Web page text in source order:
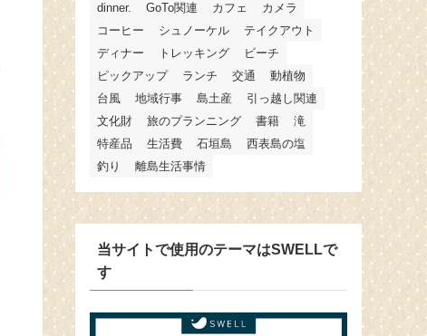
dinner. GoTo関連 カフェ
カメラ
コーヒー
シュノーケル
テイクアウト
ディナー
トレッキング
ビーチ
ピックアップ
ランチ 交通
動植物
台風
地域行事 島土産
引っ越し関連
文化財
旅のプランニング 書籍
滝
特産品
生活費 石垣島
西表島の塩
釣り
離島生活事情
当サイトで使用のテーマはSWELLで
す